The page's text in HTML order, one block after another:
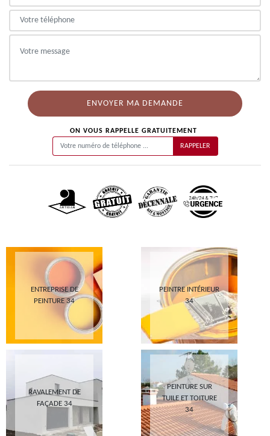
ON VOUS RAPPELLE GRATUITEMENT
ENTREPRISE DE
PEINTURE 34
PEINTRE INTÉRIEUR
34
RAVALEMENT DE
FAÇADE 34
PEINTURE SUR
TUILE ET TOITURE
34